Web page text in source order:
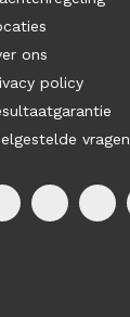
ons
policy
vragen